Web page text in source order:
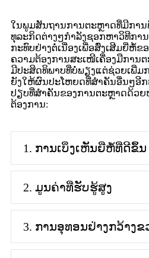
ໃນພູມສັນຖານການຕະຫຼາດທີ່ມີການ
ທຸລະກິດຕ່າງໆກຳລັງຊອກຫາວິທີກາ
ກະທົບຢ່າງຕໍ່ເນື່ອງເພື່ອສົ່ງເສີມຍີ່ຫໍ້ຂ
ຄວາມຕ້ອງການສະເໜີເຄື່ອງມືການ
ມີປະສິດທິພາບທີ່ບໍ່ພຽງແຕ່ຊ່ວຍເພີ່ມ
ຍັງໃຫ້ຜົນປະໂຫຍດທີ່ສຳຄັນອື່ນໆອີກ
ປຽບທີ່ສຳຄັນຂອງການຕະຫຼາດດ້ວ
ຕ້ອງການ:
1. ການເບິ່ງເຫັນຍີ່ຫໍ້ທີ່ດີຂຶ້ນ
2. ມູນຄ່າທີ່ຮັບຮູ້ສູງ
3. ການອຸທອນຢ່າງກວ້າງຂ